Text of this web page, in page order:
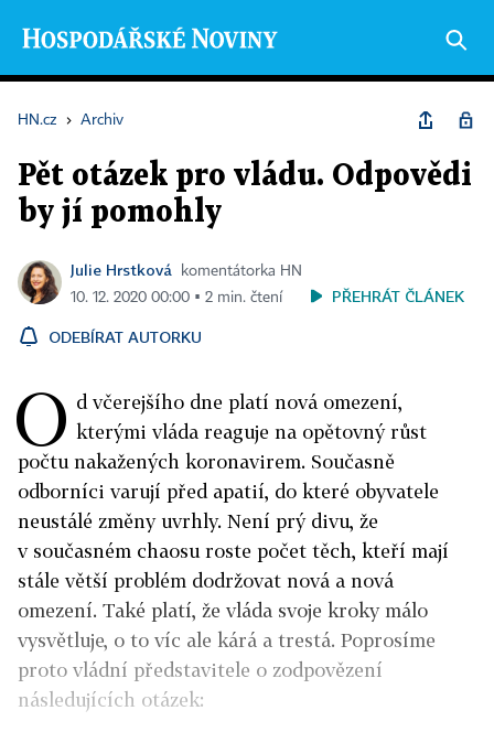
HN.cz › Archiv
Pět otázek pro vládu. Odpovědi
by jí pomohly
Julie Hrstková
komentátorka HN
10. 12. 2020 00:00 ▪ 2 min. čtení
PŘEHRÁT ČLÁNEK
ODEBÍRAT AUTORKU
O d včerejšího dne platí nová omezení,
kterými vláda reaguje na opětovný růst
počtu nakažených koronavirem. Současně
odborníci varují před apatií, do které obyvatele
neustálé změny uvrhly. Není prý divu, že
v současném chaosu roste počet těch, kteří mají
stále větší problém dodržovat nová a nová
omezení. Také platí, že vláda svoje kroky málo
vysvětluje, o to víc ale kárá a trestá. Poprosíme
proto vládní představitele o zodpovězení
následujících otázek: